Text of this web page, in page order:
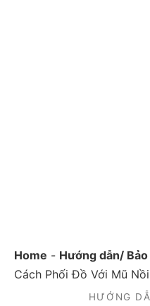
Home - Hướng dẫn/
Cách Phối Đồ Với Mũ
HƯỚNG